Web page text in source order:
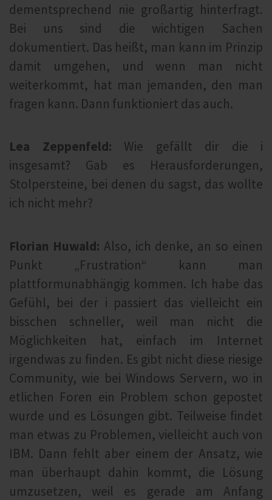
dementsprechend nie großartig hinterfragt.
Bei uns sind die wichtigen Sachen
dokumentiert. Das heißt, man kann im Prinzip
damit umgehen, und wenn man nicht
weiterkommt, hat man jemanden, den man
fragen kann. Dann funktioniert das auch.
Lea Zeppenfeld: Wie gefällt dir die i
insgesamt? Gab es Herausforderungen,
Stolpersteine, bei denen du sagst, das wollte
ich nicht mehr?
Florian Huwald: Also, ich denke, an so einen
Punkt „Frustration“ kann man
plattformunabhängig kommen. Ich habe das
Gefühl, bei der i passiert das vielleicht ein
bisschen schneller, weil man nicht die
Möglichkeiten hat, einfach im Internet
irgendwas zu finden. Es gibt nicht diese riesige
Community, wie bei Windows Servern, wo in
etlichen Foren ein Problem schon gepostet
wurde und es Lösungen gibt. Teilweise findet
man etwas zu Problemen, vielleicht auch von
IBM. Dann fehlt aber einem der Ansatz, wie
man überhaupt dahin kommt, die Lösung
umzusetzen, weil es gerade am Anfang